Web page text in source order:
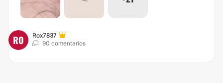
RO
Rox7837
90 comentarios